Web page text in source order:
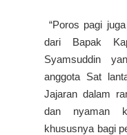
“Poros pagi
dari Bapak
Syamsuddin
anggota Sat
Jajaran dalam
dan nyaman
khususnya bagi